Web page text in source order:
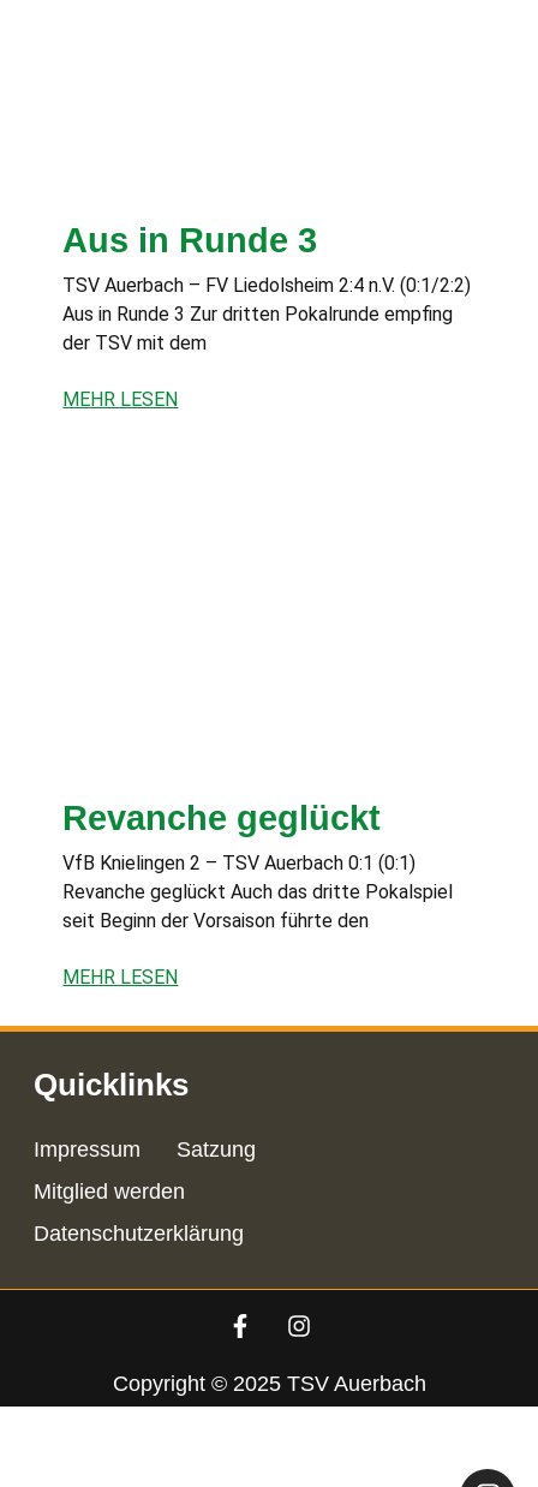
Aus in Runde 3
TSV Auerbach – FV Liedolsheim 2:4 n.V. (0:1/2:2)
Aus in Runde 3 Zur dritten Pokalrunde empfing
der TSV mit dem
MEHR LESEN
Revanche geglückt
VfB Knielingen 2 – TSV Auerbach 0:1 (0:1)
Revanche geglückt Auch das dritte Pokalspiel
seit Beginn der Vorsaison führte den
MEHR LESEN
Quicklinks
Impressum
Satzung
Mitglied werden
Datenschutzerklärung
Copyright © 2025 TSV Auerbach